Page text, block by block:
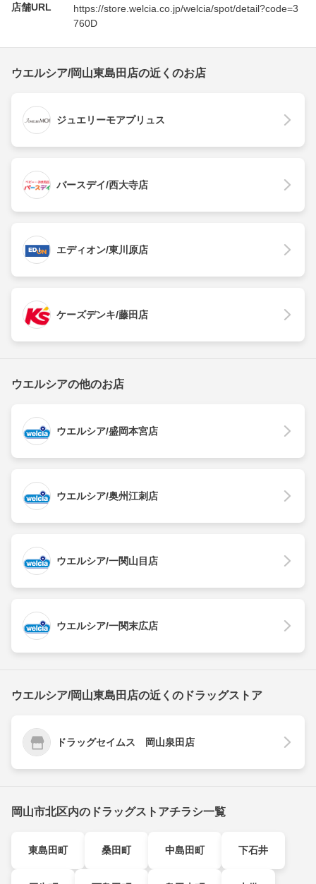
店舗URL
https://store.welcia.co.jp/welcia/spot/detail?code=3
760D
ウエルシア/岡山東島田店の近くのお店
ジュエリーモアプリュス
バースデイ/西大寺店
エディオン/東川原店
ケーズデンキ/藤田店
ウエルシアの他のお店
ウエルシア/盛岡本宮店
ウエルシア/奥州江刺店
ウエルシア/一関山目店
ウエルシア/一関末広店
ウエルシア/岡山東島田店の近くのドラッグストア
ドラッグセイムス 岡山泉田店
岡山市北区内のドラッグストアチラシ一覧
東島田町 桑田町 中島田町 下石井